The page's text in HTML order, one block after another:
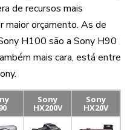
de recursos mais
maior orçamento. As de
H100 são a Sony H90
mais cara, está entre
Sony
HX200V
Sony
HX20V